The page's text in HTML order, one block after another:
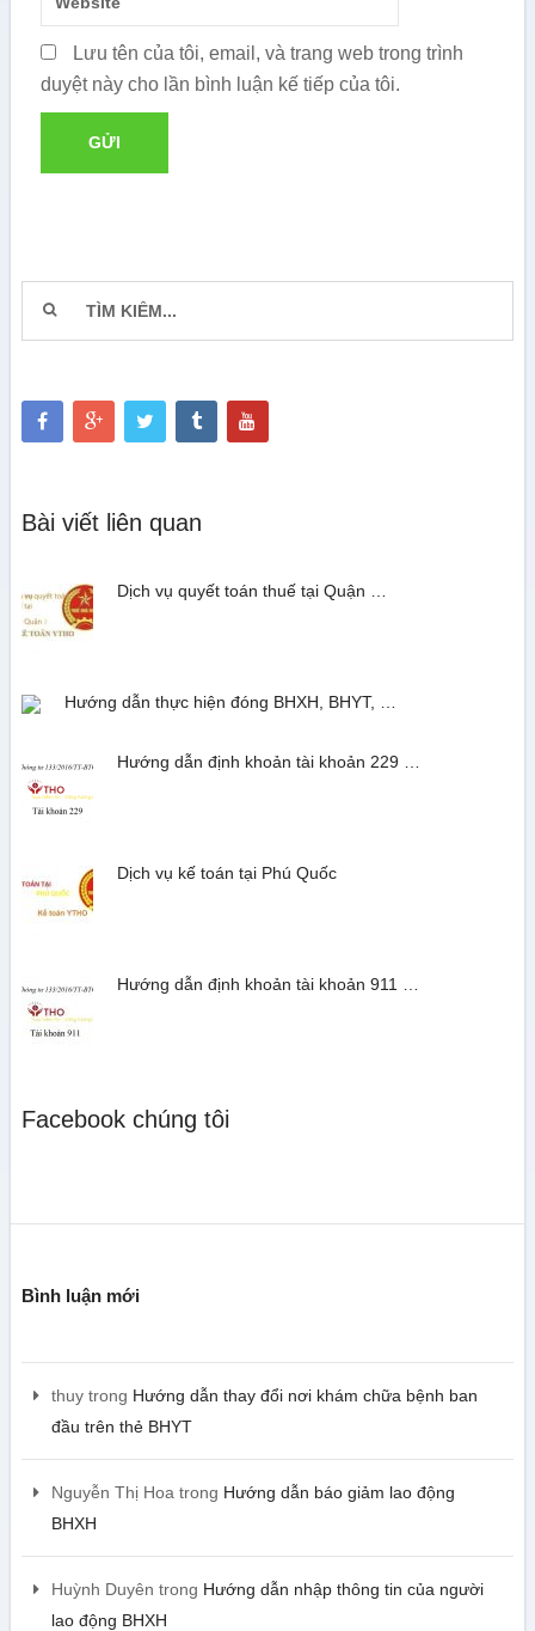
Lưu tên của tôi, email, và trang web trong trình
duyệt này cho lần bình luận kế tiếp của tôi.
Bài viết liên quan
Dịch vụ quyết toán thuế tại Quận …
Hướng dẫn thực hiện đóng BHXH, BHYT, …
Hướng dẫn định khoản tài khoản 229 …
Dịch vụ kế toán tại Phú Quốc
Hướng dẫn định khoản tài khoản 911 …
Facebook chúng tôi
Bình luận mới
thuytrong Hướng dẫn thay đổi nơi khám chữa bệnh ban
đầu trên thẻ BHYT
Nguyễn Thị Hoa trong Hướng dẫn báo giảm lao động
BHXH
Huỳnh Duyên trong Hướng dẫn nhập thông tin của người
lao động BHXH